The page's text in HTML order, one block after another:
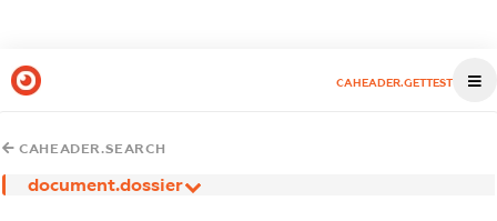
CAHEADER.GETTEST
CAHEADER.SEARCH
document.dossier